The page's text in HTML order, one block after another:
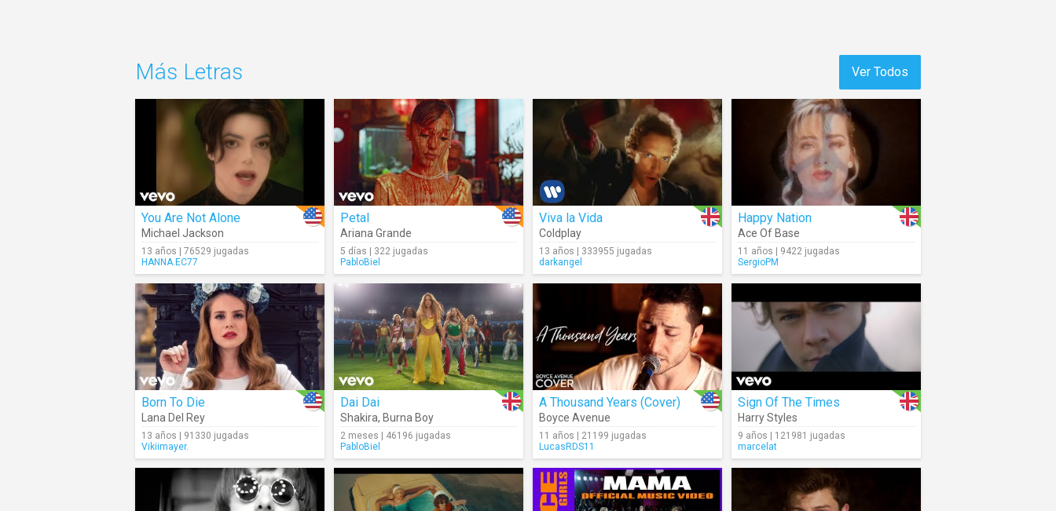
Ver Todos
Más Letras
You Are Not Alone
Michael Jackson
13 años | 76529 jugadas
HANNA.EC77
Petal
Ariana Grande
5 días | 322 jugadas
PabloBiel
Viva la Vida
Coldplay
13 años | 333955 jugadas
darkangel
Happy Nation
Ace Of Base
11 años | 9422 jugadas
SergioPM
Born To Die
Lana Del Rey
13 años | 91330 jugadas
Vikiimayer.
Dai Dai
Shakira, Burna Boy
2 meses | 46196 jugadas
PabloBiel
A Thousand Years (Cover)
Boyce Avenue
11 años | 21199 jugadas
LucasRDS11
Sign Of The Times
Harry Styles
9 años | 121981 jugadas
marcelat